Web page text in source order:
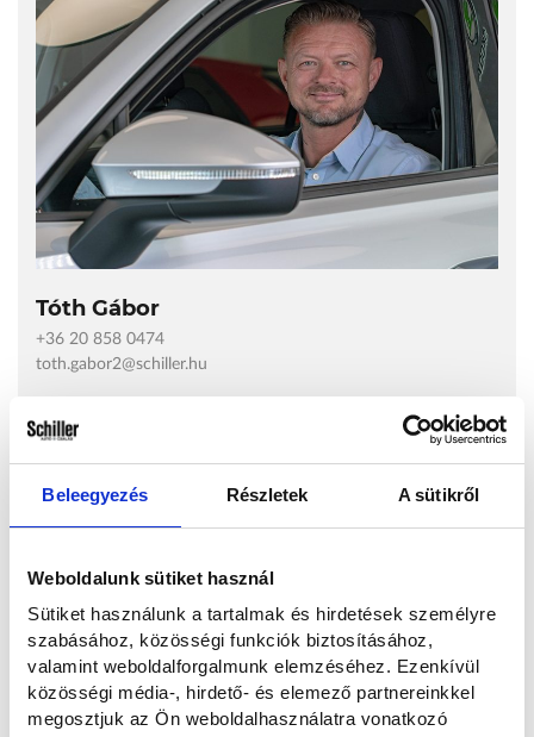
Beleegyezés Részletek A sütikről
Weboldalunk sütiket használ
Sütiket használunk a tartalmak és hirdetések személyre
szabásához, közösségi funkciók biztosításához,
valamint weboldalforgalmunk elemzéséhez. Ezenkívül
közösségi média-, hirdető- és elemező partnereinkkel
megosztjuk az Ön weboldalhasználatra vonatkozó
Tóth Gábor
+36 20 858 0474
toth.gabor2@schiller.hu
Nézd meg telephelyünkön!
(+36) 20/8580474
(+36) 20/8580477
H - P: 9.00 - 18.00 Szo: 9.00 - 13:00V: Zárva